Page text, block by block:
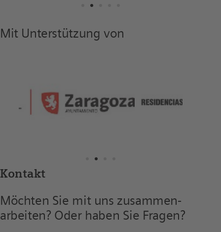
Mit Unterstützung von
Kontakt
Möchten Sie mit uns zusammen­
arbeiten? Oder haben Sie Fragen?